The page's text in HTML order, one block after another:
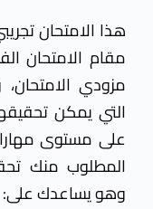
هذا الامتحان
مقام الامتحان
مزودي
التي يمكن
على مستوى
المطلوب منك
وهو يساعدك على: